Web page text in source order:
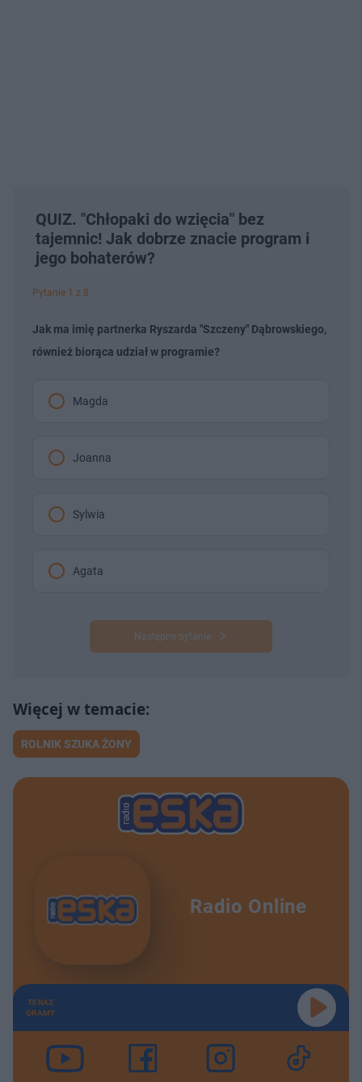
QUIZ. "Chłopaki do wzięcia" bez
tajemnic! Jak dobrze znacie program i
jego bohaterów?
Pytanie 1 z 8
Jak ma imię partnerka Ryszarda "Szczeny" Dąbrowskiego,
również biorąca udział w programie?
Magda
Joanna
Sylwia
Agata
Następne pytanie
ROLNIK SZUKA ŻONY
Radio Online
TERAZ
GRAMY